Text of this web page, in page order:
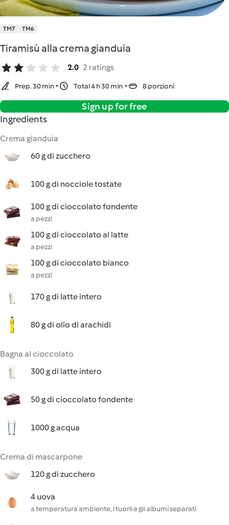
TM7 TM6
Tiramisù alla crema gianduia
2.0 2 ratings
Prep. 30 min Total 4 h 30 min 8 porzioni
Sign up for free
Ingredients
Crema gianduia
60 g di zucchero
100 g di nocciole tostate
100 g di cioccolato fondente
a pezzi
100 g di cioccolato al latte
a pezzi
100 g di cioccolato bianco
a pezzi
170 g di latte intero
80 g di olio di arachidi
Bagna al cioccolato
300 g di latte intero
50 g di cioccolato fondente
1000 g acqua
Crema di mascarpone
120 g di zucchero
4 uova
a temperatura ambiente, i tuorli e gli albumi separati